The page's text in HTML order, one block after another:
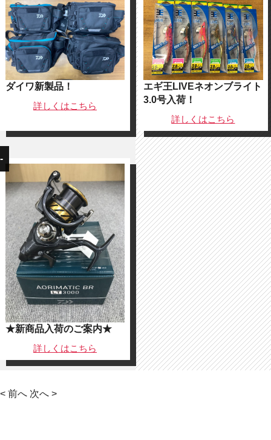
ダイワ新製品！
詳しくはこちら
エギ王LIVEネオンブライト
3.0号入荷！
詳しくはこちら
-
★新商品入荷のご案内★
詳しくはこちら
< 前へ 次へ >